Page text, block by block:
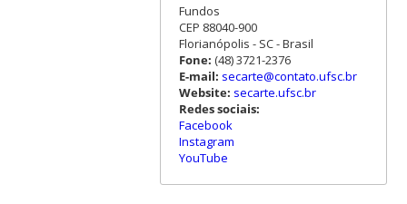
Fundos
CEP 88040-900
Florianópolis - SC - Brasil
Fone: (48) 3721-2376
E-mail: secarte@contato.ufsc.br
Website: secarte.ufsc.br
Redes sociais:
Facebook
Instagram
YouTube